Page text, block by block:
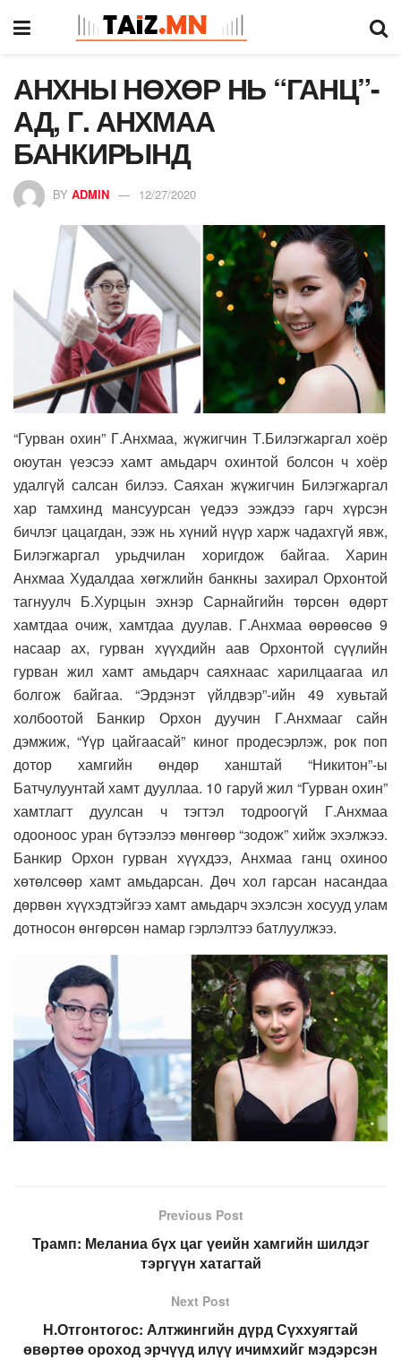
АНХНЫ НӨХӨР НЬ “ГАНЦ”-
АД, Г. АНХМАА
БАНКИРЫНД
BY ADMIN 12/27/2020
“Гурван охин” Г.Анхмаа, жүжигчин Т.Билэгжаргал хоёр
оюутан үеэсээ хамт амьдарч охинтой болсон ч хоёр
удалгүй салсан билээ. Саяхан жүжигчин Билэгжаргал
хар тамхинд мансуурсан үедээ ээждээ гарч хүрсэн
бичлэг цацагдан, ээж нь хүний нүүр харж чадахгүй явж,
Билэгжаргал урьдчилан хоригдож байгаа. Харин
Анхмаа Худалдаа хөгжлийн банкны захирал Орхонтой
тагнуулч Б.Хурцын эхнэр Сарнайгийн төрсөн өдөрт
хамтдаа очиж, хамтдаа дуулав. Г.Анхмаа өөрөөсөө 9
насаар ах, гурван хүүхдийн аав Орхонтой сүүлийн
гурван жил хамт амьдарч саяхнаас харилцаагаа ил
болгож байгаа. “Эрдэнэт үйлдвэр”-ийн 49 хувьтай
холбоотой Банкир Орхон дуучин Г.Анхмааг сайн
дэмжиж, “Үүр цайгаасай” киног продесэрлэж, рок поп
дотор хамгийн өндөр ханштай “Никитон”-ы
Батчулуунтай хамт дууллаа. 10 гаруй жил “Гурван охин”
хамтлагт дуулсан ч тэгтэл тодроогүй Г.Анхмаа
одооноос уран бүтээлээ мөнгөөр “зодож” хийж эхэлжээ.
Банкир Орхон гурван хүүхдээ, Анхмаа ганц охиноо
хөтөлсөөр хамт амьдарсан. Дөч хол гарсан насандаа
дөрвөн хүүхэдтэйгээ хамт амьдарч эхэлсэн хосууд улам
дотносон өнгөрсөн намар гэрлэлтээ батлуулжээ.
Previous Post
Трамп: Меланиа бүх цаг үеийн хамгийн шилдэг
тэргүүн хатагтай
Next Post
Н.Отгонтогос: Алтжингийн дүрд Сүххуягтай
өвөртөө ороход эрчүүд илүү ичимхийг мэдэрсэн